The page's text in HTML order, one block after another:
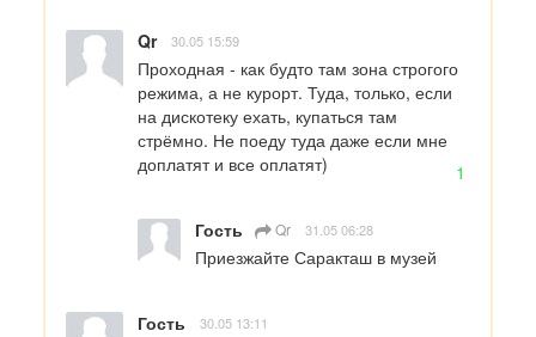
Qr 30.05 15:59
Проходная - как будто там зона строгого
режима, а не курорт. Туда, только, если
на дискотеку ехать, купаться там
стрёмно. Не поеду туда даже если мне
доплатят и все оплатят)
1
Гость Qr 31.05 06:28
Приезжайте Саракташ в музей
Гость 30.05 13:11